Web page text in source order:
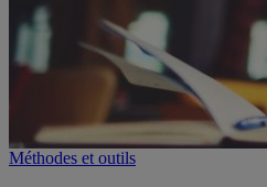
Méthodes et outils